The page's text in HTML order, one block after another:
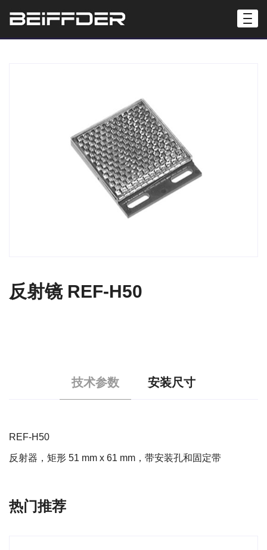
反射镜 REF-H50
技术参数 安装尺寸
REF-H50
反射器，矩形 51 mm x 61 mm，带安装孔和固定带
热门推荐